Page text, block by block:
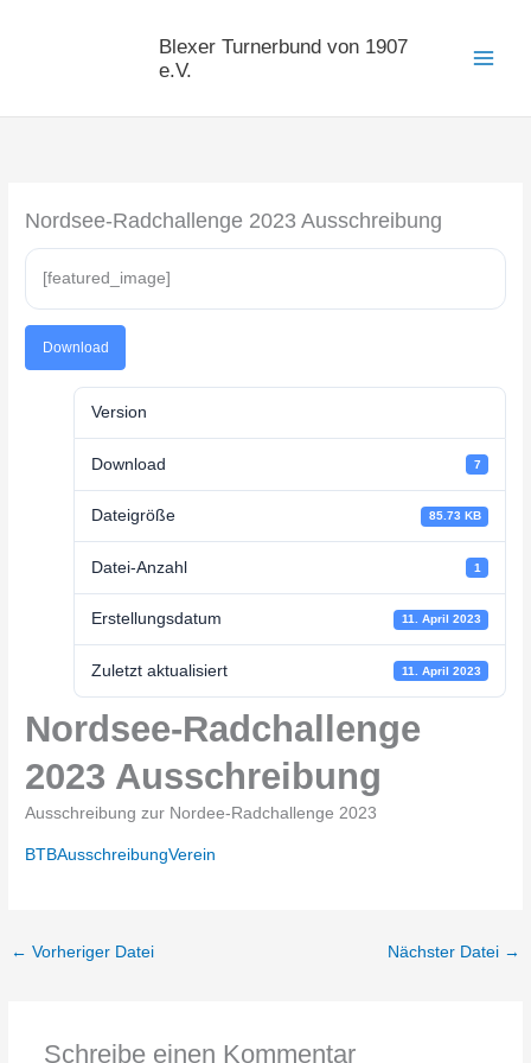
Blexer Turnerbund von 1907
e.V.
Nordsee-Radchallenge 2023 Ausschreibung
[featured_image]
Download
Version
Download 7
Dateigröße 85.73 KB
Datei-Anzahl 1
Erstellungsdatum 11. April 2023
Zuletzt aktualisiert 11. April 2023
Nordsee-Radchallenge
2023 Ausschreibung
Ausschreibung zur Nordee-Radchallenge 2023
BTBAusschreibungVerein
← Vorheriger Datei Nächster Datei →
Schreibe einen Kommentar